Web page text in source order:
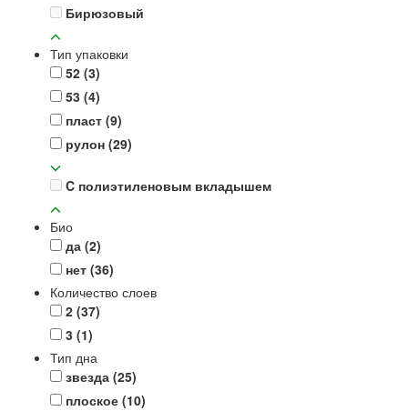
Бирюзовый
Тип упаковки
52 (3)
53 (4)
пласт (9)
рулон (29)
C полиэтиленовым вкладышем
Био
да (2)
нет (36)
Количество слоев
2 (37)
3 (1)
Тип дна
звезда (25)
плоское (10)